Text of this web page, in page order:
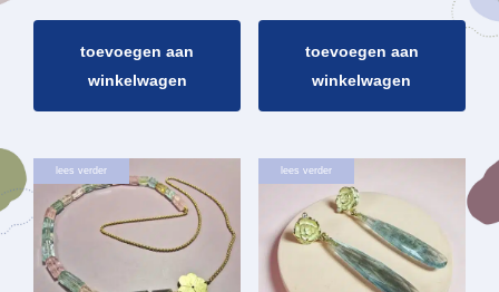
toevoegen aan
winkelwagen
toevoegen aan
winkelwagen
lees verder lees verder